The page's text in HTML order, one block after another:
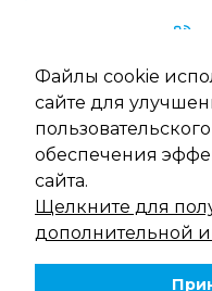
Файлы cookie
сайте для
обеспечения
сайта.
Щелкните для
дополнительной
Vessen,
13/5000
Закон о
политика